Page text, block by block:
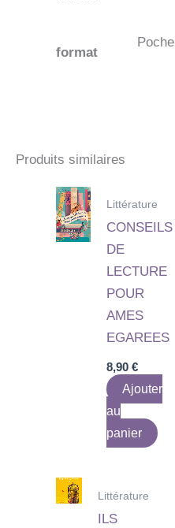
format
Poche
Produits similaires
Littérature
CONSEILS
DE
LECTURE
POUR
AMES
EGAREES
8,90€
Ajouter
au
panier
Littérature
ILS